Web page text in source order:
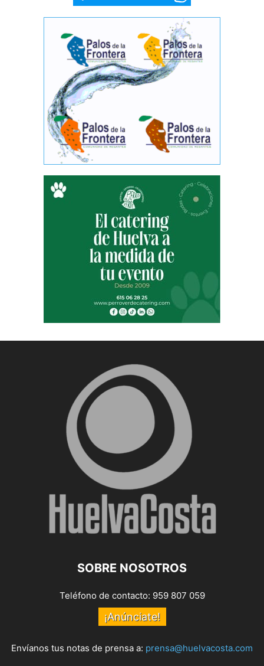
SOBRE NOSOTROS
Teléfono de contacto: 959 807 059
¡Anúnciate!
Envíanos tus notas de prensa a: prensa@huelvacosta.com